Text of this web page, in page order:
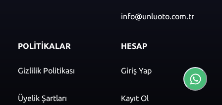
info@unluoto.com.tr
POLİTİKALAR
Gizlilik Politikası
Üyelik Şartları
HESAP
Giriş Yap
Kayıt Ol